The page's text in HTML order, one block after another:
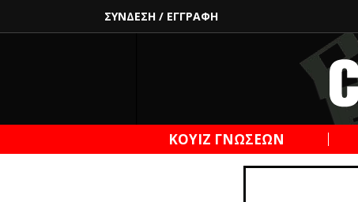
ΣΥΝΔΕΣΗ / ΕΓΓΡΑΦΗ
ΚΟΥΙΖ ΓΝΩΣΕΩΝ